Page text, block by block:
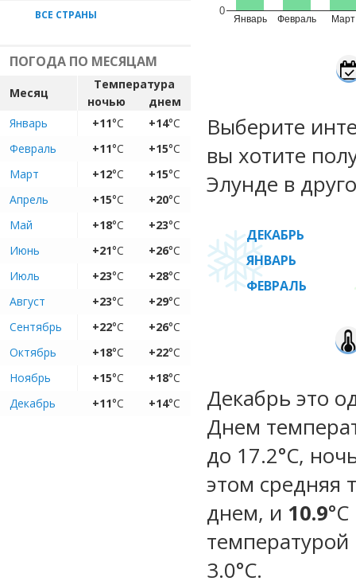
ВСЕ СТРАНЫ
ПОГОДА ПО МЕСЯЦАМ
Месяц
Температура
ночью
днем
Январь
+11°C +14°C
Февраль
+11°C +15°C
Март
+12°C +15°C
Апрель
+15°C +20°C
Май
+18°C +23°C
Июнь
+21°C +26°C
Июль
+23°C +28°C
Август
+23°C +29°C
Сентябрь
+22°C +26°C
Октябрь
+18°C +22°C
Ноябрь
+15°C +18°C
Декабрь
+11°C +14°C
Январь Февраль Март
0
Выберите
вы хотите
Элунде в
ДЕКАБРЬ
ЯНВАРЬ
ФЕВРАЛЬ
Декабрь это
Днем
до 17.2°C,
этом средняя
днем, и 10.9
температурой
3.0°С.